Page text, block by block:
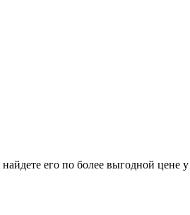
его по более выгодной цене